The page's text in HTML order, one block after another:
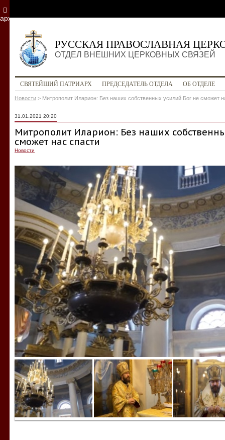
РУССКАЯ ПРАВОСЛАВНАЯ
ОТДЕЛ ВНЕШНИХ ЦЕРКОВНЫХ СВЯЗЕЙ
СВЯТЕЙШИЙ ПАТРИАРХ ПРЕДСЕДАТЕЛЬ ОТДЕЛА ОБ ОТДЕЛЕ
Новости > Митрополит Иларион: Без наших собственных усилий Бог не сможет
31.01.2021 20:20
Митрополит Иларион: Без наших
сможет нас спасти
Новости
архив